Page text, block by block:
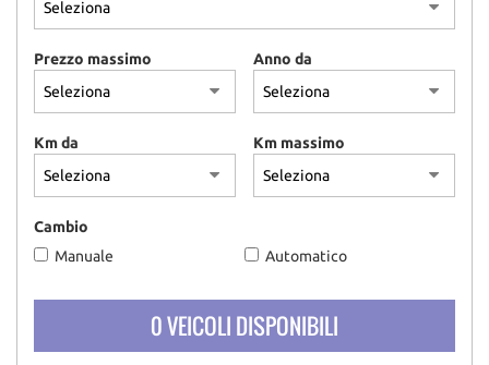
Prezzo massimo Anno da
Km da Km massimo
Cambio
Manuale
Automatico
0 VEICOLI DISPONIBILI